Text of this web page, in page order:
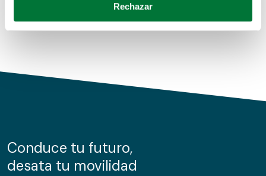
Obtenga más información sobre cómo se procesan sus
de cookies.
información sobre el uso que haga del sitio web con
nuestros partners de redes sociales, publicidad y análisis
Rechazar
Conduce tu futuro,
desata tu movilidad